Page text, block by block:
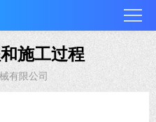
施工过程
有限公司